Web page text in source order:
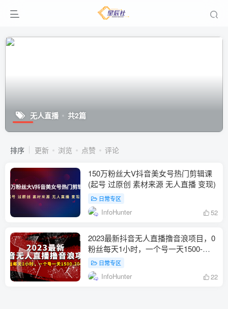
无人直播 共2篇
排序 更新 浏览 点赞 评论
150万粉丝大V抖音美女号热门剪辑课
(起号 过原创 素材来源 无人直播 变现)
日常专区
InfoHunter 52
2023最新抖音无人直播撸音浪项目，0
粉丝每天1小时，一个号一天1500-
2000元
日常专区
InfoHunter 22